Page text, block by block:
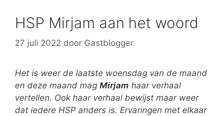
HSP Mirjam aan het woord
27 juli 2022 door Gastblogger
Het is weer de laatste woensdag van de maand
en deze maand mag Mirjam haar verhaal
vertellen. Ook haar verhaal bewijst maar weer
dat iedere HSP anders is. Ervaringen met elkaar